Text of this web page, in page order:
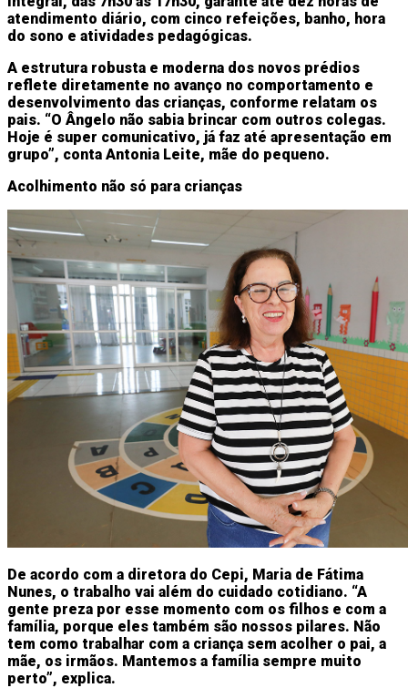
atendimento diário, com cinco refeições, banho, hora
do sono e atividades pedagógicas.
A estrutura robusta e moderna dos novos prédios
reflete diretamente no avanço no comportamento e
desenvolvimento das crianças, conforme relatam os
pais. “O Ângelo não sabia brincar com outros colegas.
Hoje é super comunicativo, já faz até apresentação em
grupo”, conta Antonia Leite, mãe do pequeno.
Acolhimento não só para crianças
De acordo com a diretora do Cepi, Maria de Fátima
Nunes, o trabalho vai além do cuidado cotidiano. “A
gente preza por esse momento com os filhos e com a
família, porque eles também são nossos pilares. Não
tem como trabalhar com a criança sem acolher o pai, a
mãe, os irmãos. Mantemos a família sempre muito
perto”, explica.